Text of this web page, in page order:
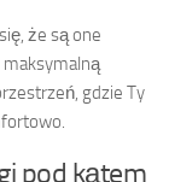
że są one
maksymalną
gdzie Ty
pod kątem